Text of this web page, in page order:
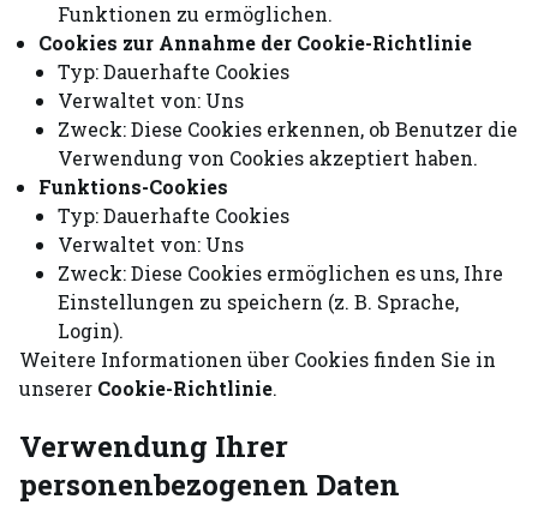
Funktionen zu ermöglichen.
Cookies zur Annahme der Cookie-Richtlinie
Typ: Dauerhafte Cookies
Verwaltet von: Uns
Zweck: Diese Cookies erkennen, ob Benutzer die
Verwendung von Cookies akzeptiert haben.
Funktions-Cookies
Typ: Dauerhafte Cookies
Verwaltet von: Uns
Zweck: Diese Cookies ermöglichen es uns, Ihre
Einstellungen zu speichern (z. B. Sprache,
Login).
Weitere Informationen über Cookies finden Sie in
unserer Cookie-Richtlinie.
Verwendung Ihrer
personenbezogenen Daten